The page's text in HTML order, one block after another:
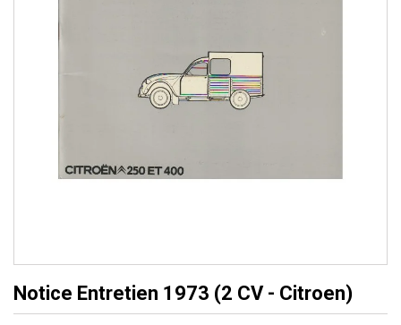
Notice Entretien 1973 (2 CV - Citroen)